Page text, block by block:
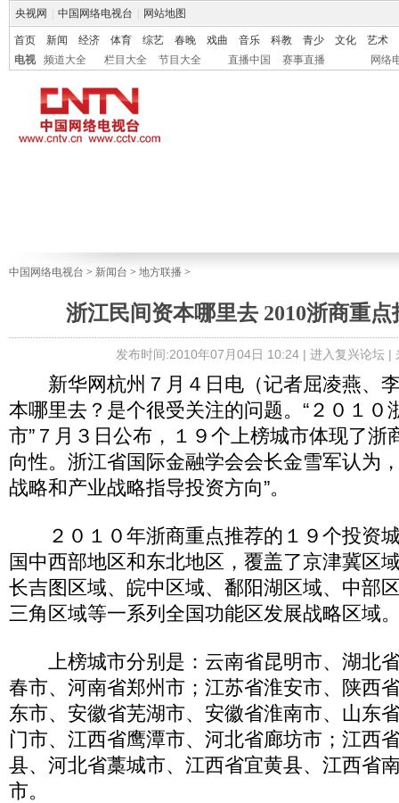
央视网 中国网络电视台 网站地图
首页 新闻 经济 体育 综艺 春晚 戏曲 音乐 科教 青少 文化
艺术
电视
频道大全 栏目大全 节目大全 直播中国 赛事直播 网络
中国网络电视台 > 新闻台 > 地方联播 >
浙江民间资本哪里去 2010浙商重
发布时间:2010年07月04日 10:24 | 进入复兴论坛|
新华网杭州７月４日电（记者屈凌燕、
本哪里去？是个很受关注的问题。“２０１０
市”７月３日公布，１９个上榜城市体现了浙
向性。浙江省国际金融学会会长金雪军认为
战略和产业战略指导投资方向”。
２０１０年浙商重点推荐的１９个投资
国中西部地区和东北地区，覆盖了京津冀区
长吉图区域、皖中区域、鄱阳湖区域、中部
三角区域等一系列全国功能区发展战略区域
上榜城市分别是：云南省昆明市、湖北
春市、河南省郑州市；江苏省淮安市、陕西
东市、安徽省芜湖市、安徽省淮南市、山东
门市、江西省鹰潭市、河北省廊坊市；江西
县、河北省藁城市、江西省宜黄县、江西省
市。